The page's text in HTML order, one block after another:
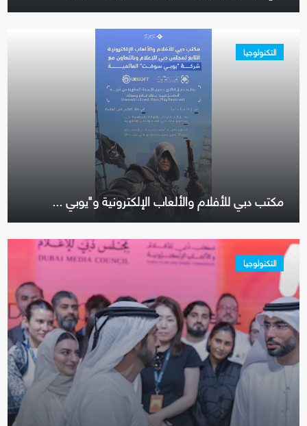
التكنولوجيا
مكتب دبي للأفلام والألعاب الإلكترونية و"يوبي ...
التكنولوجيا